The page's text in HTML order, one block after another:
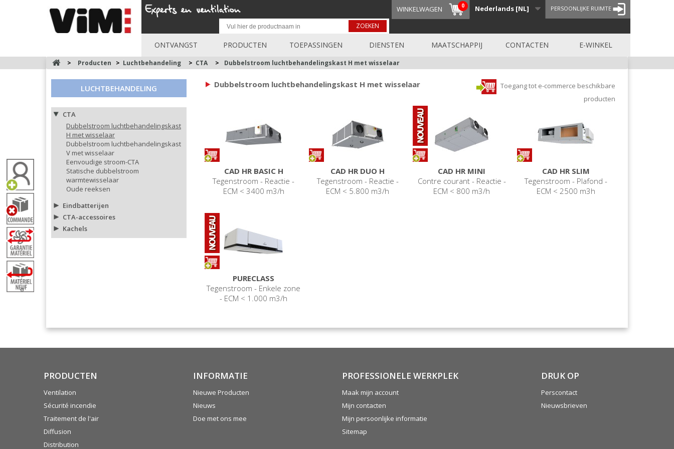
PERSOONLIJKE RUIMTE
Nederlands [NL]
WINKELWAGEN 0
ZOEKEN
ONTVANGST PRODUCTEN TOEPASSINGEN DIENSTEN MAATSCHAPPIJ CONTACTEN E-WINKEL
0
> Producten > Luchtbehandeling > CTA > Dubbelstroom luchtbehandelingskast H met wisselaar
LUCHTBEHANDELING
CTA
Dubbelstroom luchtbehandelingskast
H met wisselaar
Dubbelstroom luchtbehandelingskast
V met wisselaar
Eenvoudige stroom-CTA
Statische dubbelstroom
warmtewisselaar
Oude reeksen
Eindbatterijen
CTA-accessoires
Kachels
Dubbelstroom luchtbehandelingskast H met wisselaar
Toegang tot e-commerce beschikbare
producten
CAD HR BASIC H
Tegenstroom - Reactie -
ECM < 3400 m3/h
CAD HR DUO H
Tegenstroom - Reactie -
ECM < 5.800 m3/h
CAD HR MINI
Contre courant - Reactie -
ECM < 800 m3/h
CAD HR SLIM
Tegenstroom - Plafond -
ECM < 2500 m3h
PURECLASS
Tegenstroom - Enkele zone
- ECM < 1.000 m3/h
PRODUCTEN
Ventilation
Sécurité incendie
Traitement de l'air
Diffusion
Distribution
INFORMATIE
Nieuwe Producten
Nieuws
Doe met ons mee
PROFESSIONELE WERKPLEK
Maak mijn account
Mijn contacten
Mijn persoonlijke informatie
Sitemap
DRUK OP
Perscontact
Nieuwsbrieven